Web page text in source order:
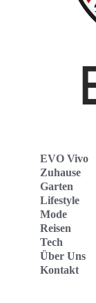
EVO Vivo
Zuhause
Garten
Lifestyle
Mode
Reisen
Tech
Über Uns
Kontakt